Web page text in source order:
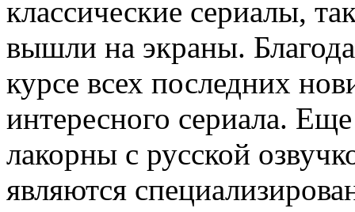
классические сериалы,
вышли на экраны.
курсе всех последних
интересного сериала.
лакорны с русской
являются